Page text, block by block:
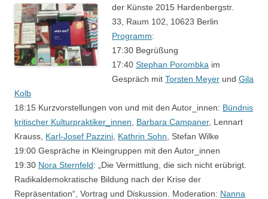
der Künste 2015 Hardenbergstr.
33, Raum 102, 10623 Berlin
Programm:
17:30 Begrüßung
17:40 Stephan Porombka im
Gespräch mit Torsten Meyer und Gila
Kolb
18:15 Kurzvorstellungen von und mit den Autor_innen: Bündnis
kritischer Kulturpraktiker_innen
Barbara Campaner, Lennart
Krauss, Karl-Josef Pazzini Kathrin Sohn , Stefan Wilke
19:00 Gespräche in Kleingruppen mit den Autor_innen
19:30 Nora Sternfeld: „Die Vermittlung, die sich nicht erübrigt.
Radikaldemokratische Bildung nach der Krise der
Repräsentation“, Vortrag und Diskussion. Moderation: Nanna